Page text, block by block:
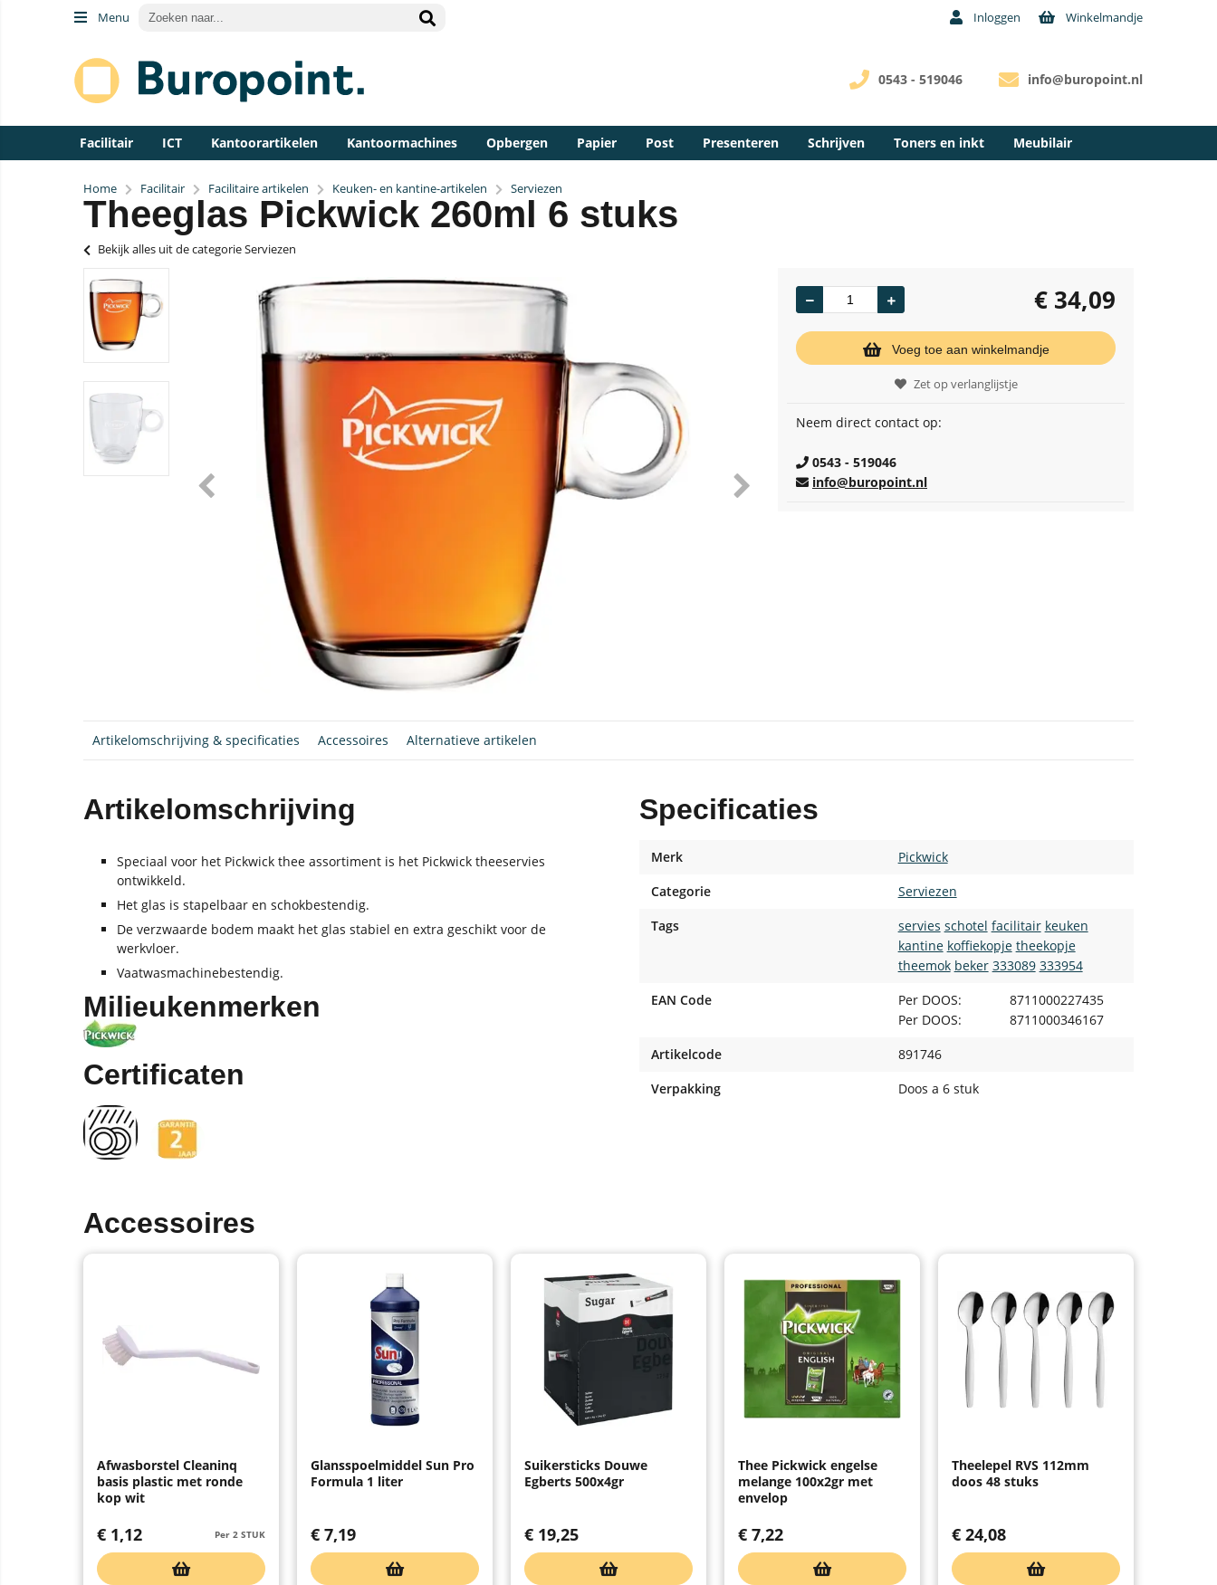
Menu Inloggen Winkelmandje
info@buropoint.nl
0543 - 519046
Facilitair ICT Kantoorartikelen Kantoormachines Opbergen Papier Post Presenteren Schrijven Toners en inkt Meubilair
Home Facilitair Facilitaire artikelen Keuken- en kantine-artikelen Serviezen
Theeglas Pickwick 260ml 6 stuks
Bekijk alles uit de categorie Serviezen
€ 34,09
Voeg toe aan winkelmandje
Zet op verlanglijstje
Neem direct contact op:
0543 - 519046
info@buropoint.nl
Artikelomschrijving & specificaties Accessoires Alternatieve artikelen
Artikelomschrijving
Speciaal voor het Pickwick thee assortiment is het Pickwick theeservies
ontwikkeld.
Het glas is stapelbaar en schokbestendig.
De verzwaarde bodem maakt het glas stabiel en extra geschikt voor de
werkvloer.
Vaatwasmachinebestendig.
Milieukenmerken
Certificaten
Specificaties
Merk
Pickwick
Categorie
Serviezen
Tags
servies schotel facilitair keuken
kantine koffiekopje theekopje
theemok beker 333089 333954
EAN Code
Per DOOS:
8711000227435
Per DOOS:
8711000346167
Artikelcode
891746
Verpakking
Doos a 6 stuk
Accessoires
Afwasborstel Cleaninq
basis plastic met ronde
kop wit
Per 2 STUK
€ 1,12
Glansspoelmiddel Sun Pro
Formula 1 liter
€ 7,19
Suikersticks Douwe
Egberts 500x4gr
€ 19,25
Thee Pickwick engelse
melange 100x2gr met
envelop
€ 7,22
Theelepel RVS 112mm
doos 48 stuks
€ 24,08